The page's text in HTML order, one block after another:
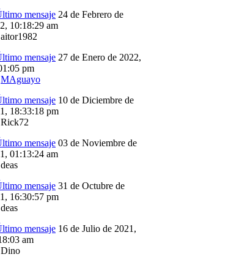
24 de Febrero de
10:18:29 am
27 de Enero de 2022,
pm
MAguayo
10 de Diciembre de
18:33:18 pm
03 de Noviembre de
01:13:24 am
31 de Octubre de
16:30:57 pm
16 de Julio de 2021,
am